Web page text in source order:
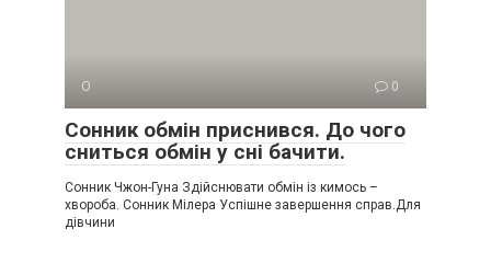
О 0
Сонник обмін приснився. До чого
сниться обмін у сні бачити.
Сонник Чжон-Гуна Здійснювати обмін із кимось –
хвороба. Сонник Мілера Успішне завершення справ.Для
дівчини